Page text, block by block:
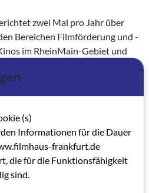
zwei Mal pro Jahr über
Bereichen Filmförderung und -
im RheinMain-Gebiet und
(s)
Informationen für die Dauer
frankfurt.de
die für die Funktionsfähigkeit
sind.